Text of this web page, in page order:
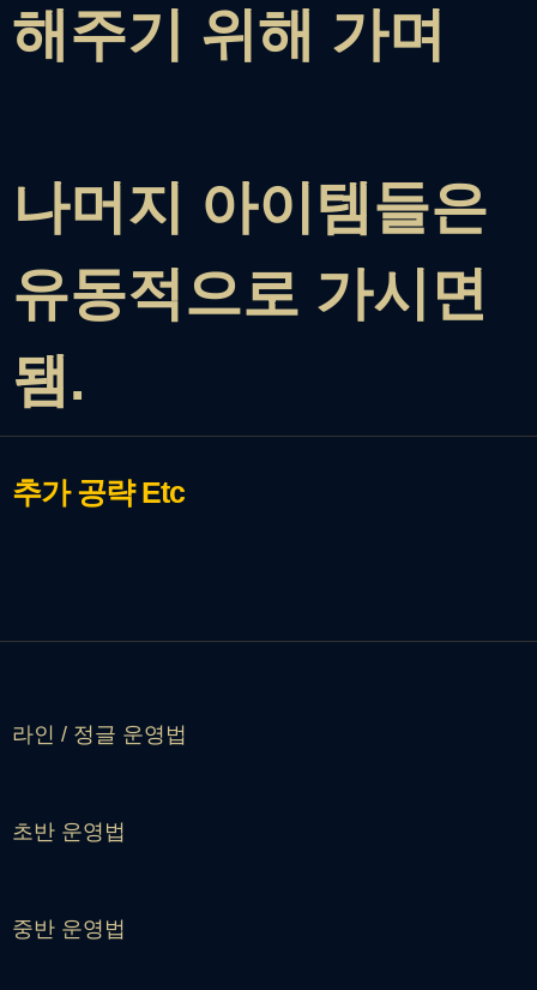
해주기 위해 가며
나머지 아이템들은
유동적으로 가시면
됌.
추가 공략Etc
라인 / 정글 운영법
초반 운영법
중반 운영법